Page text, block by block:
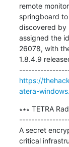
remote
springboard
discovered by
assigned the
26078, with
1.8.4.9
https://
atera-
∗∗∗ TETRA
A secret
critical